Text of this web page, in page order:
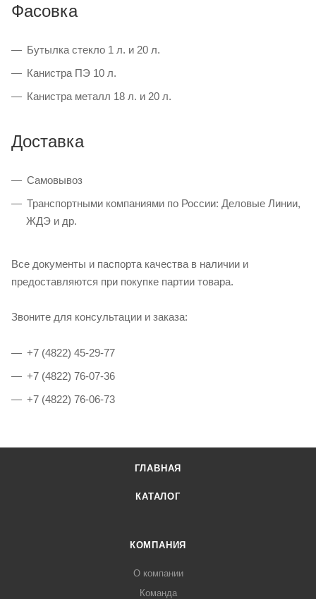
Фасовка
Бутылка стекло 1 л. и 20 л.
Канистра ПЭ 10 л.
Канистра металл 18 л. и 20 л.
Доставка
Самовывоз
Транспортными компаниями по России: Деловые Линии,
ЖДЭ и др.
Все документы и паспорта качества в наличии и
предоставляются при покупке партии товара.
Звоните для консультации и заказа:
+7 (4822) 45-29-77
+7 (4822) 76-07-36
+7 (4822) 76-06-73
ГЛАВНАЯ
КАТАЛОГ
КОМПАНИЯ
О компании
Команда